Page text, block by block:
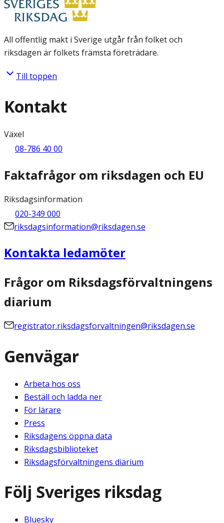
All offentlig makt i Sverige utgår från folket och
riksdagen är folkets främsta företrädare.
Till toppen
Kontakt
Växel
08-786 40 00
Faktafrågor om riksdagen och EU
Riksdagsinformation
020-349 000
riksdagsinformation@riksdagen.se
Kontakta ledamöter
Frågor om Riksdagsförvaltningens
diarium
registrator.riksdagsforvaltningen@riksdagen.se
Genvägar
Arbeta hos oss
Beställ och ladda ner
För lärare
Press
Riksdagens öppna data
Riksdagsbiblioteket
Riksdagsförvaltningens diarium
Följ Sveriges riksdag
Bluesky